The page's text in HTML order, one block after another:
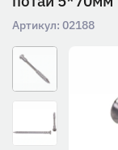
Артикул: 02188